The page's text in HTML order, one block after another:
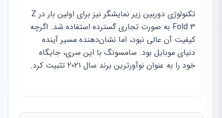
تکنولوژی دوربین زیر نمایشگر نیز برای اولین بار در Z
Fold 3 به صورت تجاری گسترده استفاده شد. اگرچه
کیفیت آن عالی نبود، اما نشان‌دهنده مسیر آینده
دنیای موبایل بود. سامسونگ با این سری، جایگاه
خود را به عنوان نوآورترین برند سال ۲۰۲۱ تثبیت کرد.